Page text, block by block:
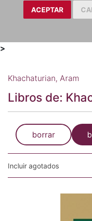
ACEPTAR
>
Khachaturian, Aram
Libros de:
borrar
Incluir agotados